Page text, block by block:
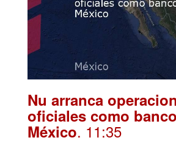
Nu arranca
oficiales como
México. 11:35